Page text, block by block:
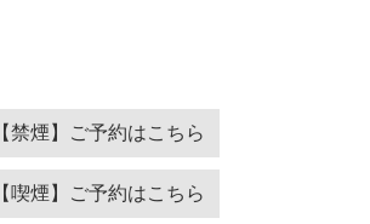
【禁煙】ご予約はこちら
【喫煙】ご予約はこちら